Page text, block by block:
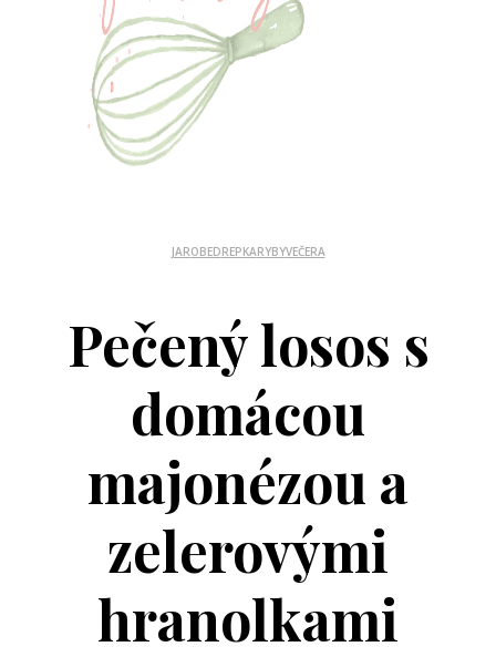
JAROBEDREPKARYBYVEČERA
Pečený losos s
domácou
majonézou a
zelerovými
hranolkami